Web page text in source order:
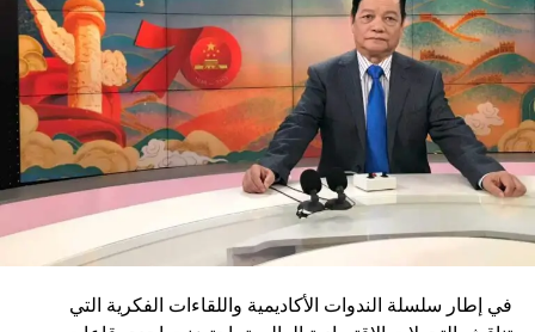
في إطار سلسلة الندوات الأكاديمية واللقاءات الفكرية التي